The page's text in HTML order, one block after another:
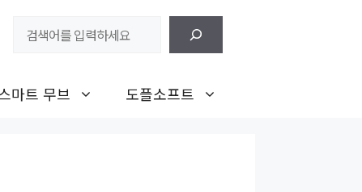
마트 무브 도플소프트